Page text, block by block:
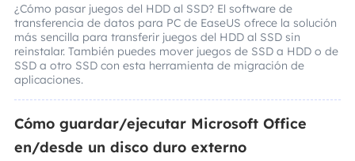
¿Cómo pasar juegos del HDD al SSD? El software de
transferencia de datos para PC de EaseUS ofrece la solución
más sencilla para transferir juegos del HDD al SSD sin
reinstalar. También puedes mover juegos de SSD a HDD o de
SSD a otro SSD con esta herramienta de migración de
aplicaciones.
Cómo guardar/ejecutar Microsoft Office
en/desde un disco duro externo